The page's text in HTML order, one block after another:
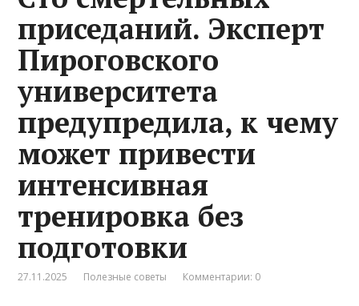
приседаний. Эксперт
Пироговского
университета
предупредила, к чему
может привести
интенсивная
тренировка без
подготовки
27.11.2025 Полезные советы Комментарии: 0